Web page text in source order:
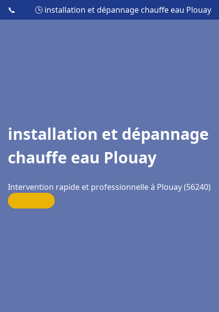
📞 🕒 installation et dépannage chauffe eau Plouay
installation et dépannage
chauffe eau Plouay
Intervention rapide et professionnelle à Plouay (56240)